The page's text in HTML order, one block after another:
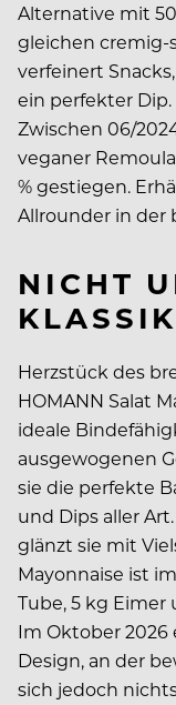
Alternative mit
gleichen cremig-
verfeinert
ein perfekter Dip.
Zwischen 06/
veganer
% gestiegen.
Allrounder in der
NICHT
Herzstück des
HOMANN Salat
ideale
ausgewogenen
sie die perfekte
und Dips aller
glänzt sie mit
Mayonnaise ist
Tube, 5 kg Eimer
Im Oktober 2026
Design, an der
sich jedoch